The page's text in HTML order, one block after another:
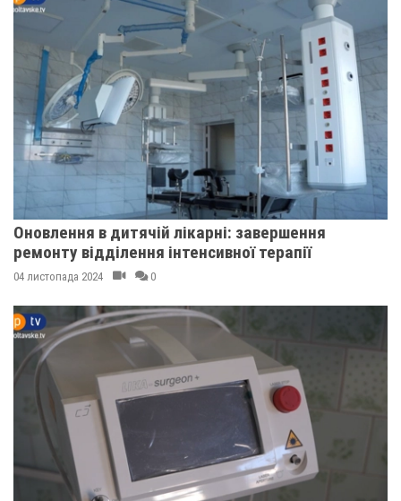
Оновлення в дитячій лікарні: завершення
ремонту відділення інтенсивної терапії
04 листопада 2024 0